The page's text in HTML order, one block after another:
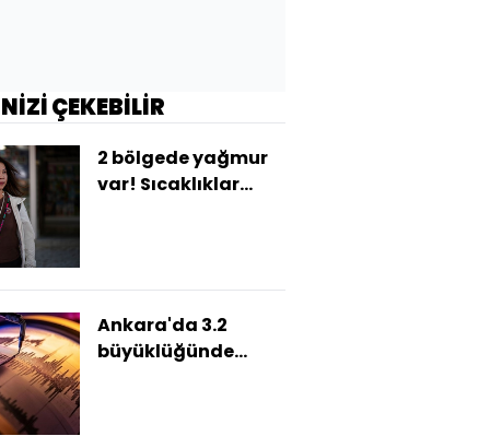
ÇEKEBİLİR
2 bölgede yağmur
var! Sıcaklıklar
Ankara'da 3.2
büyüklüğünde